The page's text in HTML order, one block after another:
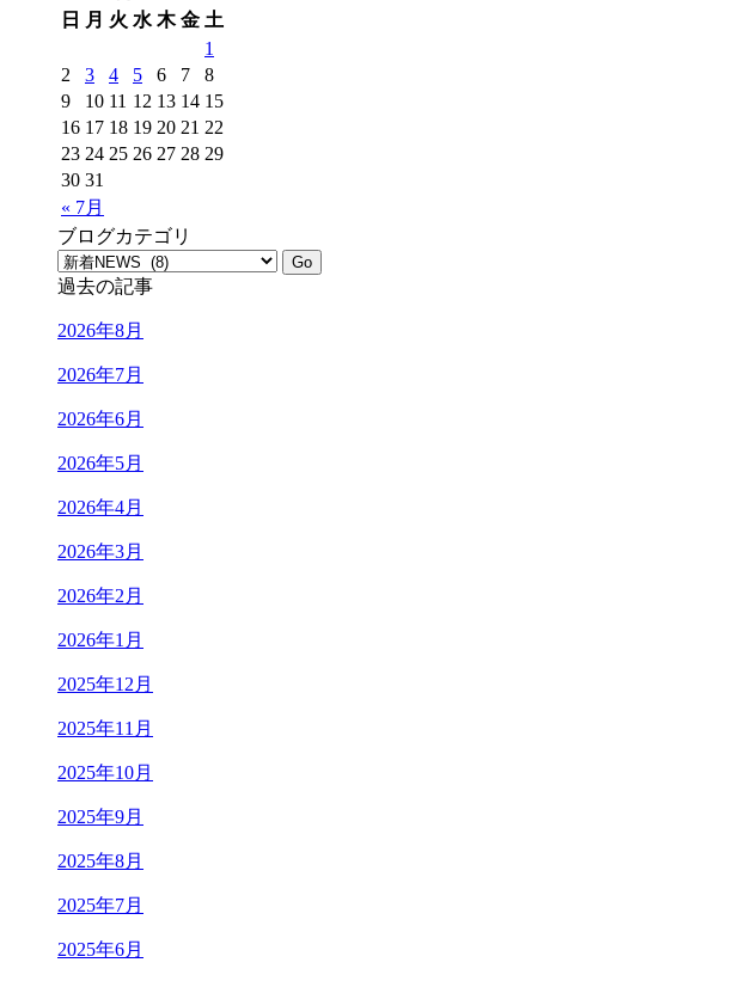
日
月 火 水 木 金 土
« 7月
1
2
3 4 5 6 7
8
9
10 11 12 13 14 15
16 17 18 19 20 21 22
23 24 25 26 27 28 29
30 31
ブログカテゴリ
過去の記事
2026年8月
2026年7月
2026年6月
2026年5月
2026年4月
2026年3月
2026年2月
2026年1月
2025年12月
2025年11月
2025年10月
2025年9月
2025年8月
2025年7月
2025年6月